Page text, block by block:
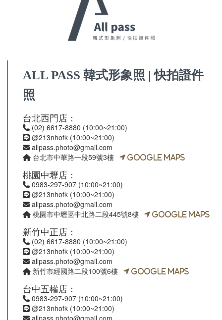
ALL PASS 韓式形象照 | 快拍證件
照
台北西門店：
(02) 6617-8880 (10:00~21:00)
@213nhofk (10:00~21:00)
allpass.photo@gmail.com
台北市中華路一段59號3樓
Google Maps
桃園中壢店：
0983-297-907 (10:00~21:00)
@213nhofk (10:00~21:00)
allpass.photo@gmail.com
桃園市中壢區中北路二段445號8樓
Google Maps
新竹中正店：
(02) 6617-8880 (10:00~21:00)
@213nhofk (10:00~21:00)
allpass.photo@gmail.com
新竹市經國路二段100號6樓
Google Maps
台中五權店：
0983-297-907 (10:00~21:00)
@213nhofk (10:00~21:00)